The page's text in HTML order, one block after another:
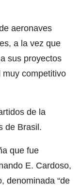
aeronaves
a la vez que
sus proyectos
competitivo
de la
de Brasil.
que fue
E. Cardoso,
denominada “de